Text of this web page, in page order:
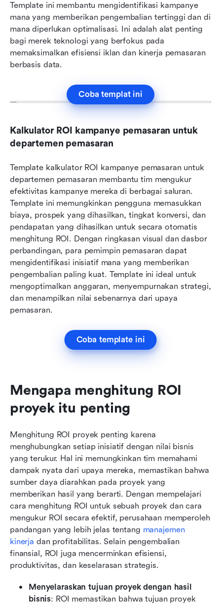
Template ini membantu mengidentifikasi kampanye
mana yang memberikan pengembalian tertinggi dan di
mana diperlukan optimalisasi. Ini adalah alat penting
bagi merek teknologi yang berfokus pada
memaksimalkan efisiensi iklan dan kinerja pemasaran
berbasis data.
Coba templat ini
Kalkulator ROI kampanye pemasaran untuk
departemen pemasaran
Template kalkulator ROI kampanye pemasaran untuk
departemen pemasaran membantu tim mengukur
efektivitas kampanye mereka di berbagai saluran.
Template ini memungkinkan pengguna memasukkan
biaya, prospek yang dihasilkan, tingkat konversi, dan
pendapatan yang dihasilkan untuk secara otomatis
menghitung ROI. Dengan ringkasan visual dan dasbor
perbandingan, para pemimpin pemasaran dapat
mengidentifikasi inisiatif mana yang memberikan
pengembalian paling kuat. Template ini ideal untuk
mengoptimalkan anggaran, menyempurnakan strategi,
dan menampilkan nilai sebenarnya dari upaya
pemasaran.
Coba template ini
Mengapa menghitung ROI
proyek itu penting
Menghitung ROI proyek penting karena
menghubungkan setiap inisiatif dengan nilai bisnis
yang terukur. Hal ini memungkinkan tim memahami
dampak nyata dari upaya mereka, memastikan bahwa
sumber daya diarahkan pada proyek yang
memberikan hasil yang berarti. Dengan mempelajari
cara menghitung ROI untuk sebuah proyek dan cara
mengukur ROI secara efektif, perusahaan memperoleh
pandangan yang lebih jelas tentang manajemen
kinerja dan profitabilitas. Selain pengembalian
finansial, ROI juga mencerminkan efisiensi,
produktivitas, dan keselarasan strategis.
Menyelaraskan tujuan proyek dengan hasil
bisnis: ROI memastikan bahwa tujuan proyek